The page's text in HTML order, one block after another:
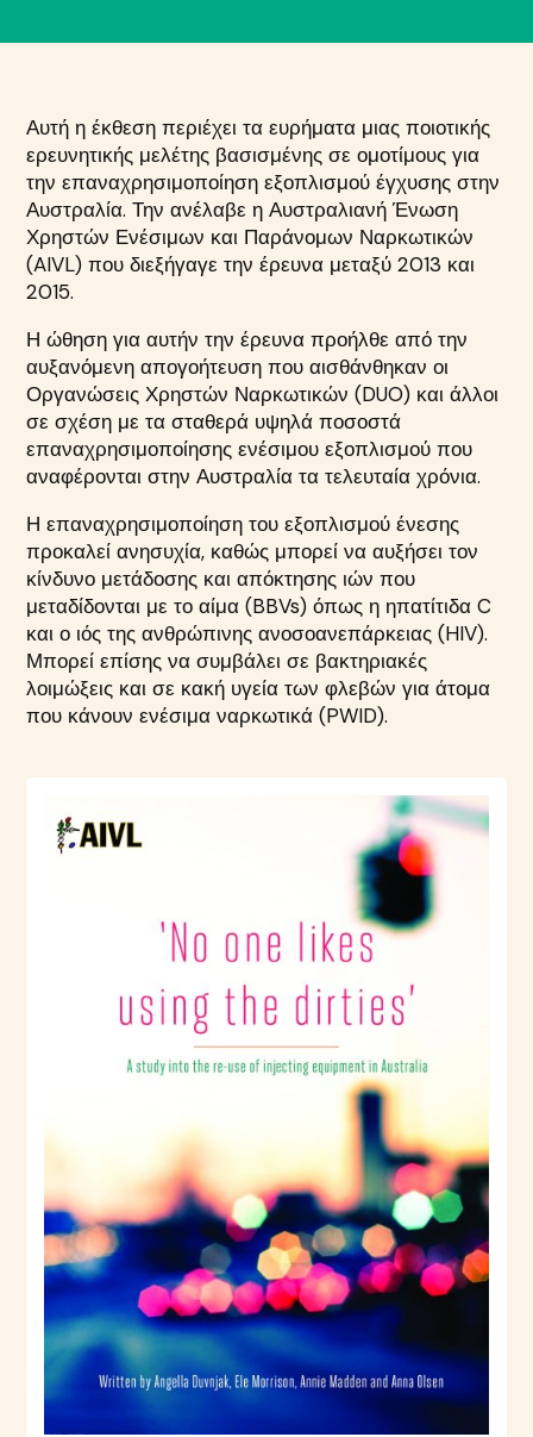
Αυτή η έκθεση περιέχει τα ευρήματα μιας ποιοτικής
ερευνητικής μελέτης βασισμένης σε ομοτίμους για
την επαναχρησιμοποίηση εξοπλισμού έγχυσης στην
Αυστραλία. Την ανέλαβε η Αυστραλιανή Ένωση
Χρηστών Ενέσιμων και Παράνομων Ναρκωτικών
(AIVL) που διεξήγαγε την έρευνα μεταξύ 2013 και
2015.
Η ώθηση για αυτήν την έρευνα προήλθε από την
αυξανόμενη απογοήτευση που αισθάνθηκαν οι
Οργανώσεις Χρηστών Ναρκωτικών (DUO) και άλλοι
σε σχέση με τα σταθερά υψηλά ποσοστά
επαναχρησιμοποίησης ενέσιμου εξοπλισμού που
αναφέρονται στην Αυστραλία τα τελευταία χρόνια.
Η επαναχρησιμοποίηση του εξοπλισμού ένεσης
προκαλεί ανησυχία, καθώς μπορεί να αυξήσει τον
κίνδυνο μετάδοσης και απόκτησης ιών που
μεταδίδονται με το αίμα (BBVs) όπως η ηπατίτιδα C
και ο ιός της ανθρώπινης ανοσοανεπάρκειας (HIV).
Μπορεί επίσης να συμβάλει σε βακτηριακές
λοιμώξεις και σε κακή υγεία των φλεβών για άτομα
που κάνουν ενέσιμα ναρκωτικά (PWID).